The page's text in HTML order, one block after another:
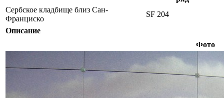
Сербское кладбище близ Сан-
Франциско
SF 204
Описание
Фото